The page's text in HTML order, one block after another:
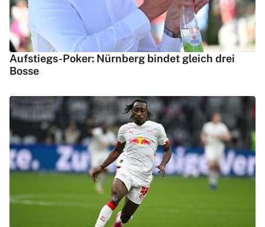
Aufstiegs-Poker: Nürnberg bindet gleich drei
Bosse